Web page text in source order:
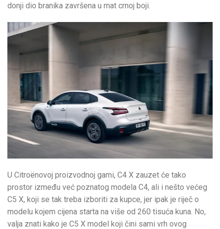
donji dio branika završena u mat crnoj boji.
U Citroënovoj proizvodnoj gami, C4 X zauzet će tako
prostor između već poznatog modela C4, ali i nešto većeg
C5 X, koji se tak treba izboriti za kupce, jer ipak je riječ o
modelu kojem cijena starta na više od 260 tisuća kuna. No,
valja znati kako je C5 X model koji čini sami vrh ovog